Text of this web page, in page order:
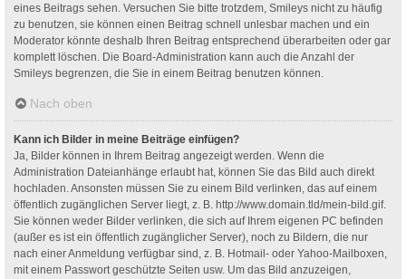
eines Beitrags sehen. Versuchen Sie bitte trotzdem, Smileys nicht zu häufig
zu benutzen, sie können einen Beitrag schnell unlesbar machen und ein
Moderator könnte deshalb Ihren Beitrag entsprechend überarbeiten oder gar
komplett löschen. Die Board-Administration kann auch die Anzahl der
Smileys begrenzen, die Sie in einem Beitrag benutzen können.
Nach oben
Kann ich Bilder in meine Beiträge einfügen?
Ja, Bilder können in Ihrem Beitrag angezeigt werden. Wenn die
Administration Dateianhänge erlaubt hat, können Sie das Bild auch direkt
hochladen. Ansonsten müssen Sie zu einem Bild verlinken, das auf einem
öffentlich zugänglichen Server liegt, z. B. http://www.domain.tld/mein-bild.gif.
Sie können weder Bilder verlinken, die sich auf Ihrem eigenen PC befinden
(außer es ist ein öffentlich zugänglicher Server), noch zu Bildern, die nur
nach einer Anmeldung verfügbar sind, z. B. Hotmail- oder Yahoo-Mailboxen,
mit einem Passwort geschützte Seiten usw. Um das Bild anzuzeigen,